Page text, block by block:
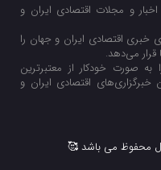
و مجلات اقتصادی ایران و
خبری اقتصادی ایران و جهان را
می‌‌دهد.
به صورت خودکار از معتبرترین
خبرگزاری‌های اقتصادی ایران و
محفوظ می باشد 🥰